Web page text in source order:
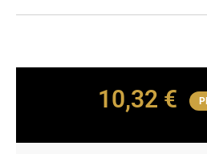
10,32 €